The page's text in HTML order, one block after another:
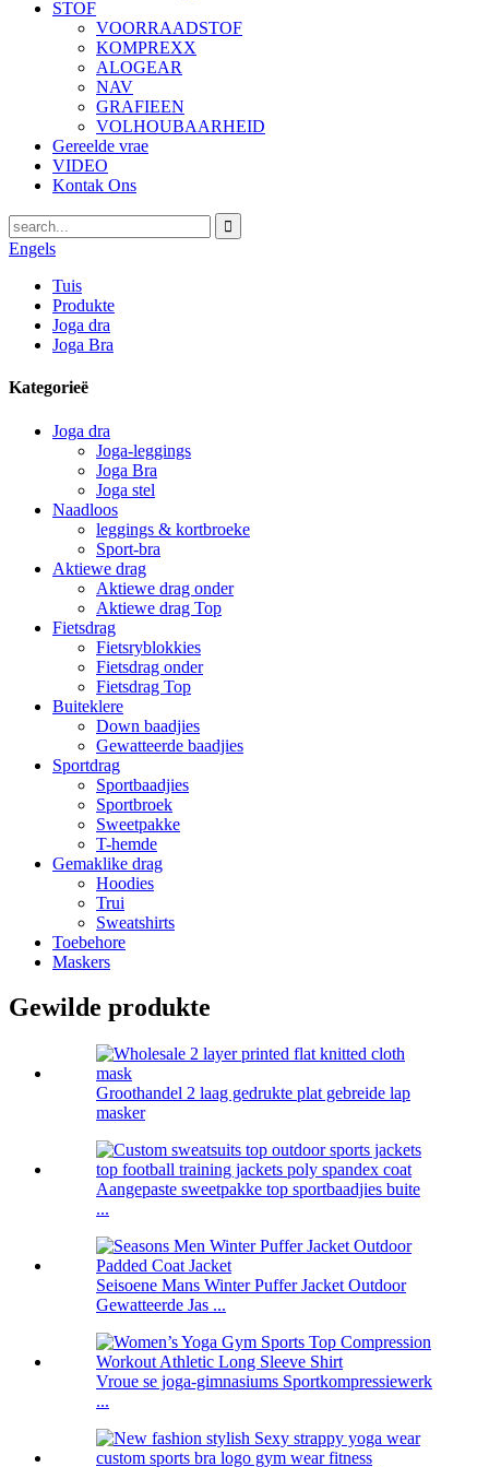
STOF
VOORRAADSTOF
KOMPREXX
ALOGEAR
NAV
GRAFIEEN
VOLHOUBAARHEID
Gereelde vrae
VIDEO
Kontak Ons
Engels
Tuis
Produkte
Joga dra
Joga Bra
Kategorieë
Joga dra
Joga-leggings
Joga Bra
Joga stel
Naadloos
leggings & kortbroeke
Sport-bra
Aktiewe drag
Aktiewe drag onder
Aktiewe drag Top
Fietsdrag
Fietsryblokkies
Fietsdrag onder
Fietsdrag Top
Buiteklere
Down baadjies
Gewatteerde baadjies
Sportdrag
Sportbaadjies
Sportbroek
Sweetpakke
T-hemde
Gemaklike drag
Hoodies
Trui
Sweatshirts
Toebehore
Maskers
Gewilde produkte
Groothandel 2 laag gedrukte plat gebreide lap
masker
Aangepaste sweetpakke top sportbaadjies buite
...
Seisoene Mans Winter Puffer Jacket Outdoor
Gewatteerde Jas ...
Vroue se joga-gimnasiums Sportkompressiewerk
...